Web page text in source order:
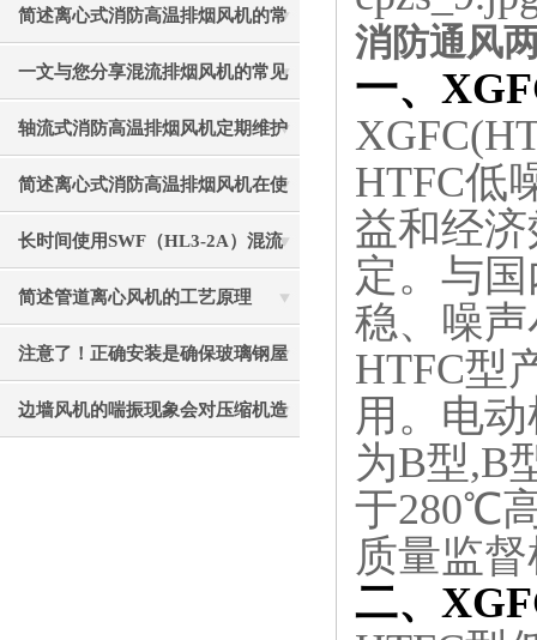
障
是实现精准布防的关键
简述离心式消防高温排烟风机的常
见故障相应解决方法
一文与您分享混流排烟风机的常见
故障相应解决方法
轴流式消防高温排烟风机定期维护
保养方法的重要步骤分享
简述离心式消防高温排烟风机在使
用中应注意的要点
长时间使用SWF（HL3-2A）混流
风机后要注意清理
简述管道离心风机的工艺原理
注意了！正确安装是确保玻璃钢屋
顶风机有效性的关键
边墙风机的喘振现象会对压缩机造
消防通风
一、
HTFC低
益和经
定。与
稳、噪
HTFC型
用。电
为B型,B
于280℃
质量监
二、